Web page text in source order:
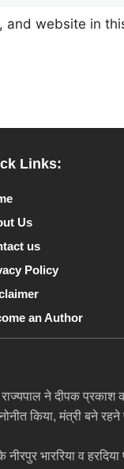
and website in
Links:
Us
us
Policy
an Author
ने दीपक प्रकाश
किया, मंत्री बने
नीरपुर भाररिया व